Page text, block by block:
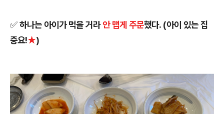
✅ 하나는 아이가 먹을 거라안 맵게 주문했다. (아이 있는 집
중요!★)